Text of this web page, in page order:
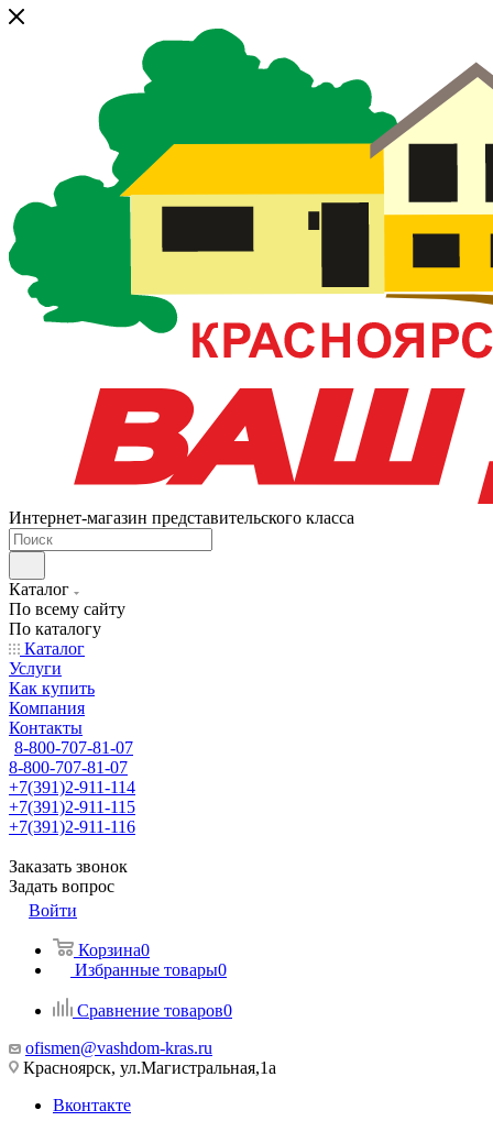
Интернет-магазин представительского класса
Каталог
По всему сайту
По каталогу
Каталог
Услуги
Как купить
Компания
Контакты
8-800-707-81-07
8-800-707-81-07
+7(391)2-911-114
+7(391)2-911-115
+7(391)2-911-116
Заказать звонок
Задать вопрос
Войти
Корзина0
Избранные товары0
Сравнение товаров0
ofismen@vashdom-kras.ru
Красноярск, ул.Магистральная,1а
Вконтакте